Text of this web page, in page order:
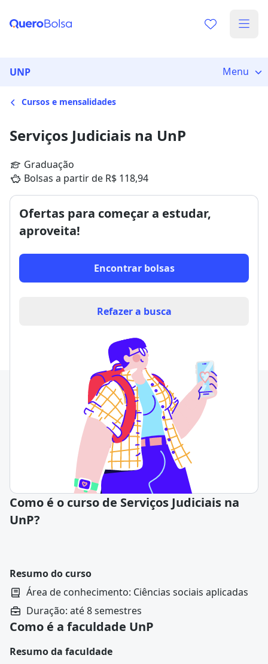
UNP Menu
Cursos e mensalidades
Serviços Judiciais na UnP
Graduação
Bolsas a partir de R$ 118,94
Ofertas para começar a estudar,
aproveita!
Encontrar bolsas
Refazer a busca
Como é o curso de Serviços Judiciais na
UnP?
Resumo do curso
Área de conhecimento: Ciências sociais aplicadas
Duração: até 8 semestres
Como é a faculdade UnP
Resumo da faculdade